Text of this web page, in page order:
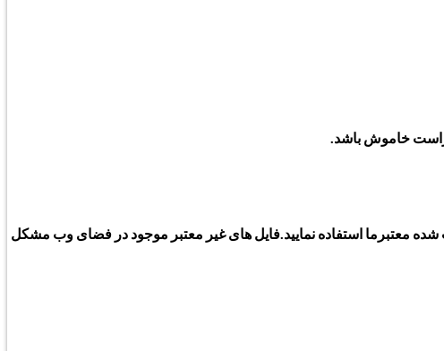
معتبرما استفاده نمایید.فایل های غیر معتبر موجود در فضای وب مشکل